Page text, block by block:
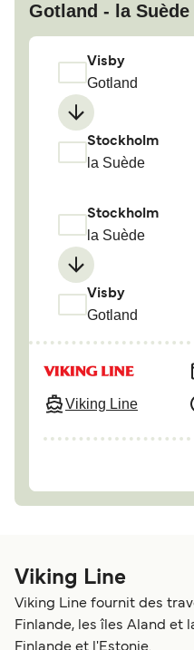
Gotland - la Suède
Visby
Gotland
Stockholm
la Suède
Stockholm
la Suède
Visby
Gotland
Viking Line
Viking Line
Viking Line fournit des
Finlande, les îles Aland et
Finlande et l'Estonie.